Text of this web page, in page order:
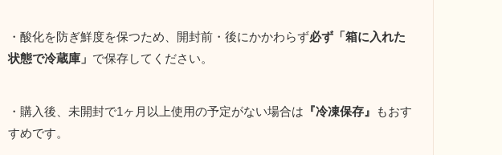
・酸化を防ぎ鮮度を保つため、開封前・後にかかわらず必ず「箱に入れた
状態で冷蔵庫」 で保存してください。
・購入後、未開封で1ヶ月以上使用の予定がない場合は 『冷凍保存』
もおす
すめです。